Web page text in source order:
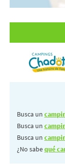
Busca un
Busca un
Busca un
¿No sabequé